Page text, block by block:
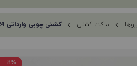
ماکت کشتی کشتی چوبی وارداتی 24 سانت
8%